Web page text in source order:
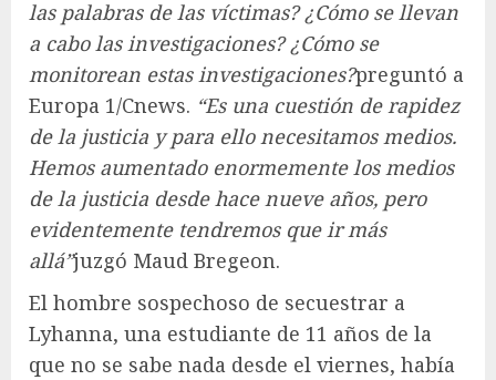
las palabras de las víctimas? ¿Cómo se llevan
a cabo las investigaciones? ¿Cómo se
monitorean estas investigaciones?preguntó a
Europa 1/Cnews. “Es una cuestión de rapidez
de la justicia y para ello necesitamos medios.
Hemos aumentado enormemente los medios
de la justicia desde hace nueve años, pero
evidentemente tendremos que ir más
allá”juzgó Maud Bregeon.
El hombre sospechoso de secuestrar a
Lyhanna, una estudiante de 11 años de la
que no se sabe nada desde el viernes, había